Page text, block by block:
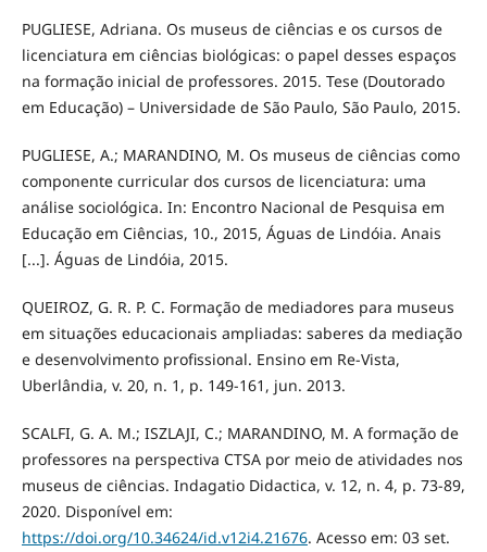
PUGLIESE, Adriana. Os museus de ciências e os cursos de
licenciatura em ciências biológicas: o papel desses espaços
na formação inicial de professores. 2015. Tese (Doutorado
em Educação) – Universidade de São Paulo, São Paulo, 2015.
PUGLIESE, A.; MARANDINO, M. Os museus de ciências como
componente curricular dos cursos de licenciatura: uma
análise sociológica. In: Encontro Nacional de Pesquisa em
Educação em Ciências, 10., 2015, Águas de Lindóia. Anais
[...]. Águas de Lindóia, 2015.
QUEIROZ, G. R. P. C. Formação de mediadores para museus
em situações educacionais ampliadas: saberes da mediação
e desenvolvimento profissional. Ensino em Re-Vista,
Uberlândia, v. 20, n. 1, p. 149-161, jun. 2013.
SCALFI, G. A. M.; ISZLAJI, C.; MARANDINO, M. A formação de
professores na perspectiva CTSA por meio de atividades nos
museus de ciências. Indagatio Didactica, v. 12, n. 4, p. 73-89,
2020. Disponível em:
https://doi.org/10.34624/id.v12i4.21676. Acesso em: 03 set.